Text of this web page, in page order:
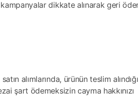
dikkate alınarak geri
alımlarında, ürünün teslim alındığı
şart ödemeksizin cayma hakkınızı